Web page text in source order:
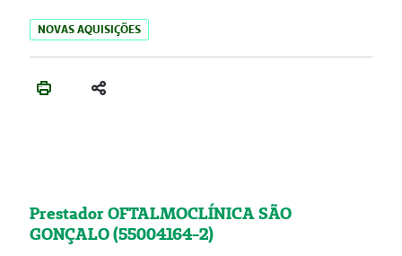
NOVAS AQUISIÇÕES
Prestador OFTALMOCLÍNICA SÃO
GONÇALO (55004164-2)